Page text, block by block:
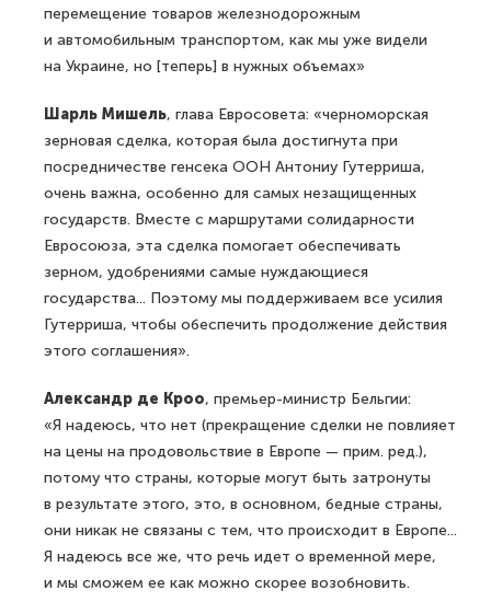
перемещение товаров железнодорожным
и автомобильным транспортом, как мы уже видели
на Украине, но [теперь] в нужных объемах»
Шарль Мишель, глава Евросовета: «черноморская
зерновая сделка, которая была достигнута при
посредничестве генсека ООН Антониу Гутерриша,
очень важна, особенно для самых незащищенных
государств. Вместе с маршрутами солидарности
Евросоюза, эта сделка помогает обеспечивать
зерном, удобрениями самые нуждающиеся
государства... Поэтому мы поддерживаем все усилия
Гутерриша, чтобы обеспечить продолжение действия
этого соглашения».
Александр де Кроо, премьер-министр Бельгии:
«Я надеюсь, что нет (прекращение сделки не повлияет
на цены на продовольствие в Европе — прим. ред.),
потому что страны, которые могут быть затронуты
в результате этого, это, в основном, бедные страны,
они никак не связаны с тем, что происходит в Европе...
Я надеюсь все же, что речь идет о временной мере,
и мы сможем ее как можно скорее возобновить.